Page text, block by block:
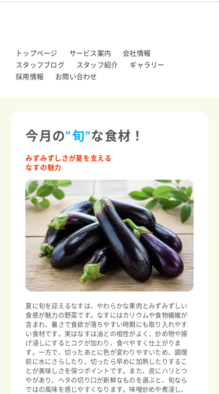
トップページ サービス案内
会社情報
スタッフブログ
スタッフ紹介
ギャラリー
採用情報
お問い合わせ
今月の“旬”な食材！
みずみずしさが夏を支える
なすの魅力
夏に旬を迎えるなすは、やわらかな果肉とみずみずしい
食感が魅力の野菜です。なすにはカリウムや食物繊維が
含まれ、暑さで食欲が落ちやすい時期にも取り入れやす
い食材です。実はなすは油との相性がよく、炒め物や揚
げ浸しにするとコクが加わり、食べやすく仕上がりま
す。一方で、切ったあとに色が変わりやすいため、調理
前に水にさらしたり、切ったら早めに加熱したりするこ
とが美味しさを保つポイントです。また、皮にハリとつ
やがあり、ヘタの切り口が新鮮なものを選ぶと、旬なら
ではの風味を感じやすくなります。味噌炒めや煮浸し、